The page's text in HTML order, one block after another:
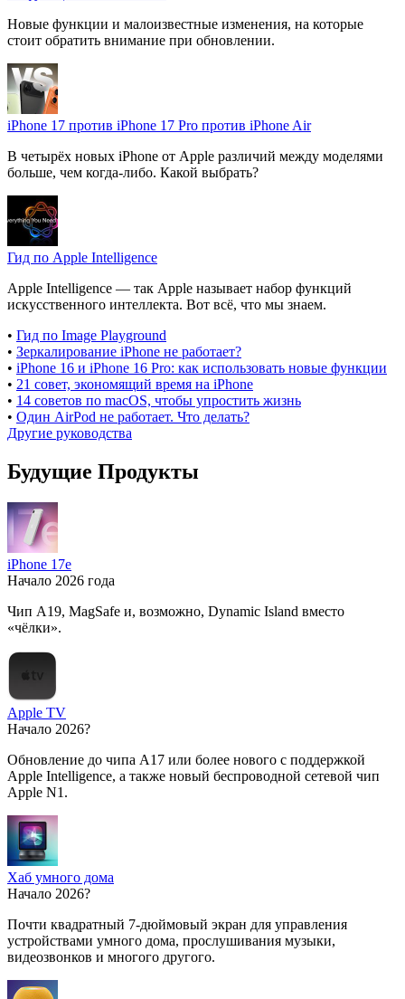
Новые функции и малоизвестные изменения, на которые
стоит обратить внимание при обновлении.
iPhone 17 против iPhone 17 Pro против iPhone Air
В четырёх новых iPhone от Apple различий между моделями
больше, чем когда-либо. Какой выбрать?
Гид по Apple Intelligence
Apple Intelligence — так Apple называет набор функций
искусственного интеллекта. Вот всё, что мы знаем.
• Гид по Image Playground
• Зеркалирование iPhone не работает?
• iPhone 16 и iPhone 16 Pro: как использовать новые функции
• 21 совет, экономящий время на iPhone
• 14 советов по macOS, чтобы упростить жизнь
• Один AirPod не работает. Что делать?
Другие руководства
Будущие Продукты
iPhone 17e
Начало 2026 года
Чип A19, MagSafe и, возможно, Dynamic Island вместо
«чёлки».
Apple TV
Начало 2026?
Обновление до чипа A17 или более нового с поддержкой
Apple Intelligence, а также новый беспроводной сетевой чип
Apple N1.
Хаб умного дома
Начало 2026?
Почти квадратный 7-дюймовый экран для управления
устройствами умного дома, прослушивания музыки,
видеозвонков и многого другого.